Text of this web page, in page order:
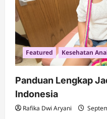
Featured Kesehatan
Panduan Lengkap
Indonesia
Rafika Dwi Aryani